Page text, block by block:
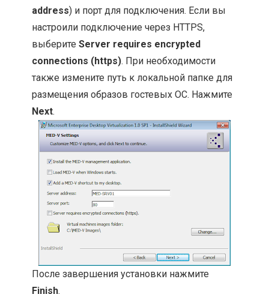
address) и порт для подключения. Если вы
настроили подключение через HTTPS,
выберитеServer requires encrypted
connections (https). При необходимости
также измените путь к локальной папке для
размещения образов гостевых ОС. Нажмите
Next.
После завершения установки нажмите
Finish.